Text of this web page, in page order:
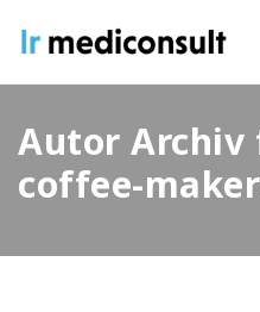
Autor Archiv
coffee-